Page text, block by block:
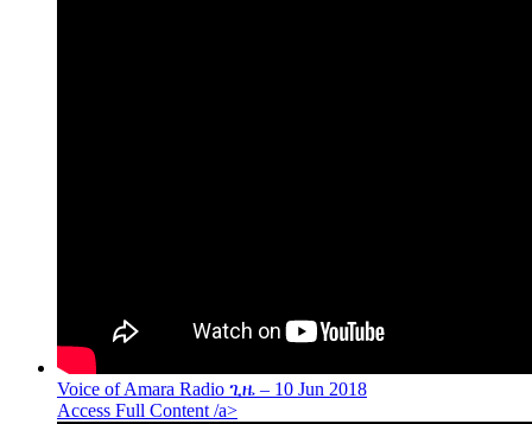
Voice of Amara Radio ጊዜ – 10 Jun 2018
Access Full Content /a>